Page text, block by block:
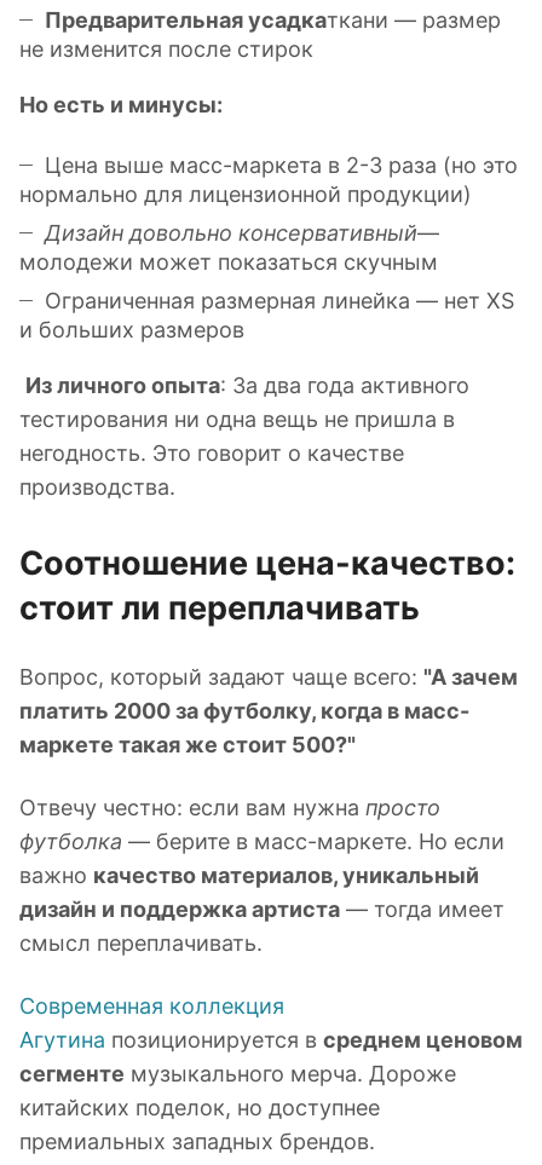
Предварительная усадкаткани — размер
не изменится после стирок
Но есть и минусы:
Цена выше масс-маркета в 2-3 раза (но это
нормально для лицензионной продукции)
Дизайн довольно консервативный—
молодежи может показаться скучным
Ограниченная размерная линейка — нет XS
и больших размеров
Из личного опыта: За два года активного
тестирования ни одна вещь не пришла в
негодность. Это говорит о качестве
производства.
Соотношение цена-качество:
стоит ли переплачивать
Вопрос, который задают чаще всего: "А зачем
платить 2000 за футболку, когда в масс-
маркете такая же стоит 500?"
Отвечу честно: если вам нужна просто
футболка — берите в масс-маркете. Но если
важно качество материалов, уникальный
дизайн и поддержка артиста — тогда имеет
смысл переплачивать.
Современная коллекция
Агутина позиционируется в среднем ценовом
сегменте музыкального мерча. Дороже
китайских поделок, но доступнее
премиальных западных брендов.